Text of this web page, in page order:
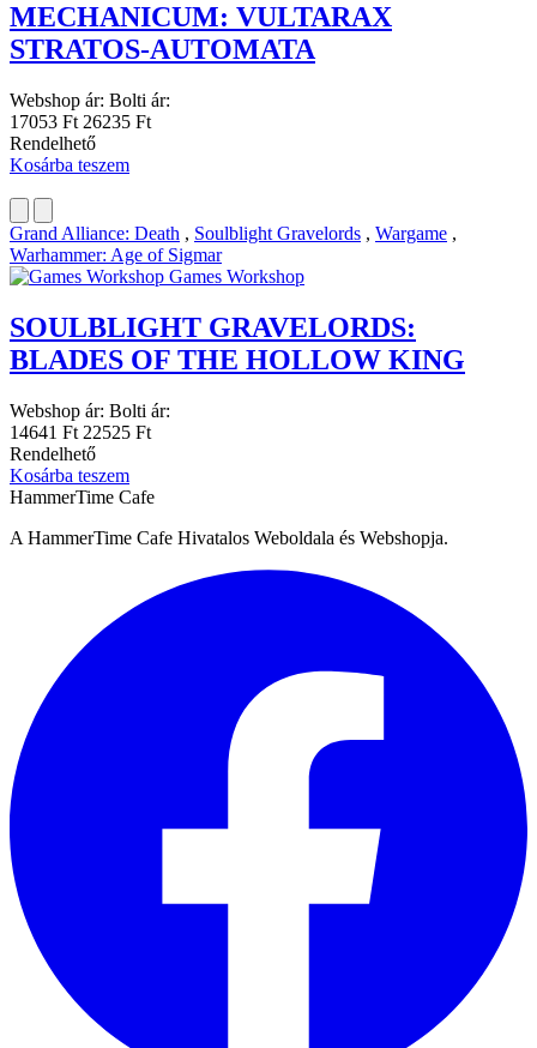
MECHANICUM: VULTARAX
STRATOS-AUTOMATA
Webshop ár: Bolti ár:
17053 Ft 26235 Ft
Rendelhető
Kosárba teszem
Grand Alliance: Death , Soulblight Gravelords , Wargame ,
Warhammer: Age of Sigmar
Games Workshop
SOULBLIGHT GRAVELORDS:
BLADES OF THE HOLLOW KING
Webshop ár: Bolti ár:
14641 Ft 22525 Ft
Rendelhető
Kosárba teszem
HammerTime Cafe
A HammerTime Cafe Hivatalos Weboldala és Webshopja.